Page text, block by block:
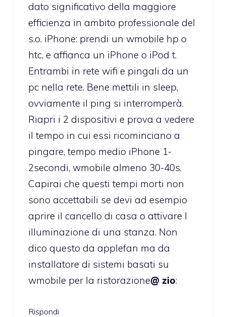
dato significativo della maggiore
efficienza in ambito professionale del
s.o. iPhone: prendi un wmobile hp o
htc, e affianca un iPhone o iPod t.
Entrambi in rete wifi e pingali da un
pc nella rete. Bene mettili in sleep,
ovviamente il ping si interromperà.
Riapri i 2 dispositivi e prova a vedere
il tempo in cui essi ricominciano a
pingare, tempo medio iPhone 1-
2secondi, wmobile almeno 30-40s.
Capirai che questi tempi morti non
sono accettabili se devi ad esempio
aprire il cancello di casa o attivare l
illuminazione di una stanza. Non
dico questo da applefan ma da
installatore di sistemi basati su
wmobile per la ristorazione@ zio:
Rispondi